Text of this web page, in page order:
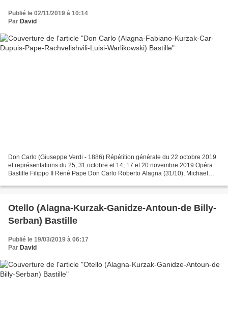
Publié le 02/11/2019 à 10:14
Par David
Don Carlo (Giuseppe Verdi - 1886) Répétition générale du 22 octobre 2019
et représentations du 25, 31 octobre et 14, 17 et 20 novembre 2019 Opéra
Bastille Filippo II René Pape Don Carlo Roberto Alagna (31/10), Michael
Otello (Alagna-Kurzak-Ganidze-Antoun-de Billy-
Serban) Bastille
Publié le 19/03/2019 à 06:17
Par David